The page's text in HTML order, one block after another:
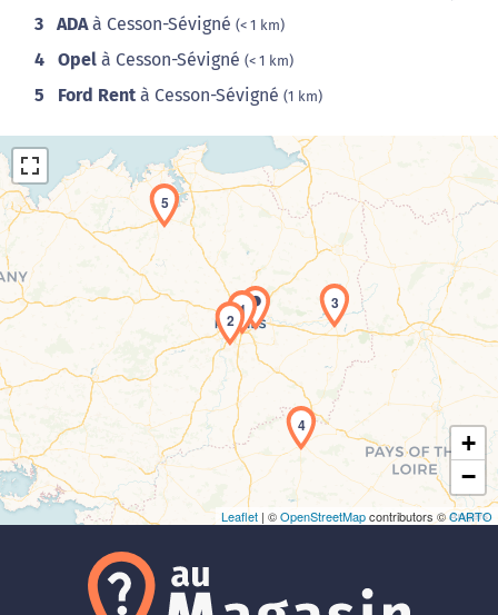
3 ADAà Cesson-Sévigné (< 1 km)
4 Opel à Cesson-Sévigné (< 1 km)
5 Ford Rent à Cesson-Sévigné (1 km)
Chargement de la carte en cours...
1
2
3
4
5
+
−
Leaflet | ©OpenStreetMapcontributors ©CARTO